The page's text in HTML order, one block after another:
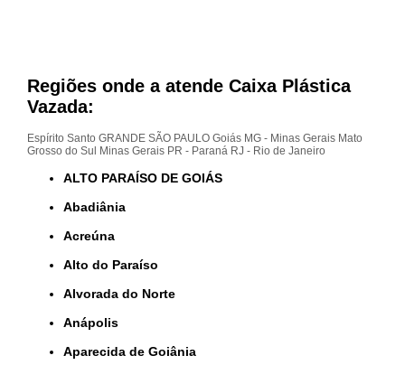
Regiões onde a atende Caixa Plástica
Vazada:
Espírito Santo GRANDE SÃO PAULO Goiás MG - Minas Gerais Mato
Grosso do Sul
Minas Gerais PR - Paraná RJ - Rio de Janeiro
ALTO PARAÍSO DE GOIÁS
Abadiânia
Acreúna
Alto do Paraíso
Alvorada do Norte
Anápolis
Aparecida de Goiânia